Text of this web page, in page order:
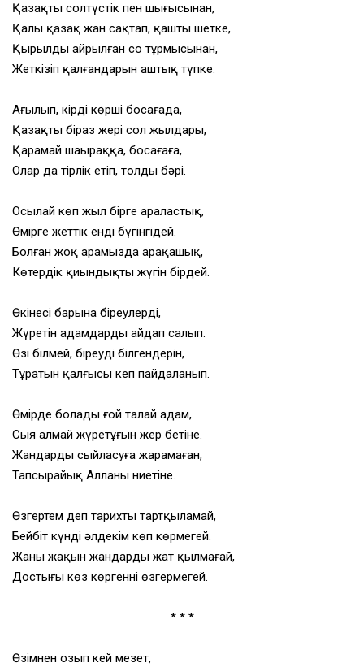
Қазақтың солтүстік пен шығысынан,
Қалың қазақ жан сақтап, қашты шетке,
Қырылды айрылған соң тұрмысынан,
Жеткізіп қалғандарын аштық түпке.
Ағылып, кірді көрші босағаңда,
Қазақтың біраз жері сол жылдары,
Қарамай шаңыраққа, босағаға,
Олар да тірлік етіп, толды бәрі.
Осылай көп жыл бірге араластық,
Өмірге жеттік енді бүгінгідей.
Болған жоқ арамызда арақашық,
Көтердік қиындықтың жүгін бірдей.
Өкінесің барына біреулердің,
Жүретін адамдарды айдап салып.
Өзі білмей, біреудің білгендерін,
Тұратын қалғысы кеп пайдаланып.
Өмірде болады ғой талай адам,
Сыя алмай жүретұғын жер бетіне.
Жандарды сыйласуға жарамаған,
Тапсырайық Алланың ниетіне.
Өзгертем деп тарихты тартқыламай,
Бейбіт күнді әлдекім көп көрмегей.
Жаны жақын жандарды жат қылмағай,
Достығы көз көргеннің өзгермегей.
* * *
Өзімнен озып кей мезет,